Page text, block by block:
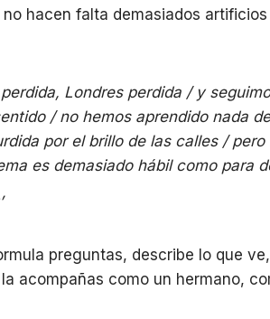
hacen falta demasiados
Londres perdida / y
/ no hemos aprendido nada
por el brillo de las calles /
es demasiado hábil como para
preguntas, describe lo que
acompañas como un hermano,